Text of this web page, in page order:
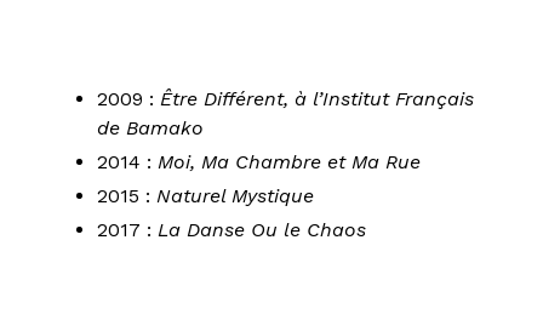
2009 : Être Différent, à l’Institut Français
de Bamako
2014 : Moi, Ma Chambre et Ma Rue
2015 : Naturel Mystique
2017 : La Danse Ou le Chaos